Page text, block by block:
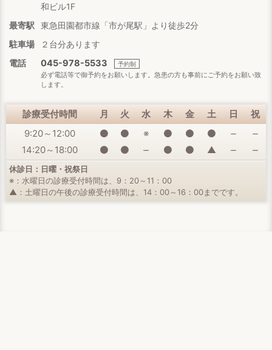
和ビル1F
最寄駅
東急田園都市線「市が尾駅」より徒歩2分
駐車場
２台分あります
電話
045-978-5533 予約制
必ず電話等で御予約をお願いします。急患の方も事前にご予約をお願い致
します。
診療受付時間 月 火 水 木 金 土 日
祝
9:20～12:00
※ remove remove
14:20～18:00 remove ▲ remove remove
休診日：日曜・祝祭日
※：水曜日の診療受付時間は、9：20～11：00
▲：土曜日の午後の診療受付時間は、14：00～16：00までです。